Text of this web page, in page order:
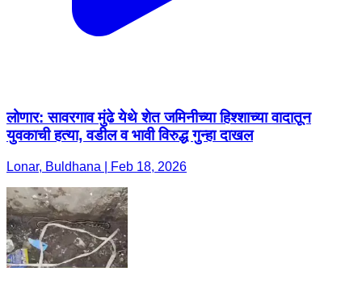
लोणार: सावरगाव मुंढे येथे शेत जमिनीच्या हिश्शाच्या वादातून
युवकाची हत्या, वडील व भावी विरुद्ध गुन्हा दाखल
Lonar, Buldhana | Feb 18, 2026